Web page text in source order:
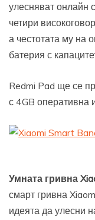
улесняват онлайн
четири
а честотата му на
батерия с
Redmi Pad ще се
с 4GB оперативна
Умната гривна
смарт гривна
идеята да улесни